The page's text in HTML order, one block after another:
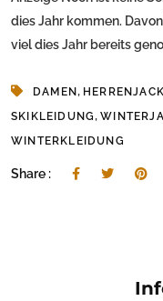
dies Jahr kommen.
viel dies Jahr bereits
DAMEN ,
SKIKLEIDUNG,
WINTERKLEIDUNG
Share :